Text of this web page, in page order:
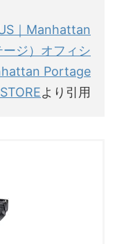
｜Manhattan
ジ）オフィシ
Portage
より引用